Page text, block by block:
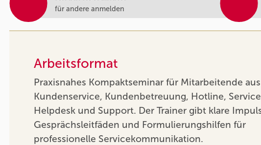
Arbeitsformat
Praxisnahes Kompaktseminar für Mitarbeitende aus
Kundenservice, Kundenbetreuung, Hotline,
Helpdesk und Support. Der Trainer gibt klare
Gesprächsleitfäden und Formulierungshilfen für
professionelle Servicekommunikation.
für andere anmelden